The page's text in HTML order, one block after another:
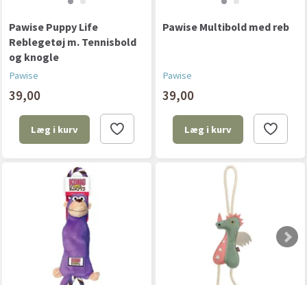
Pawise Puppy Life
Reblegetøj m. Tennisbold
og knogle
Pawise
39,00
Læg i kurv
Pawise Multibold med reb
Pawise
39,00
Læg i kurv